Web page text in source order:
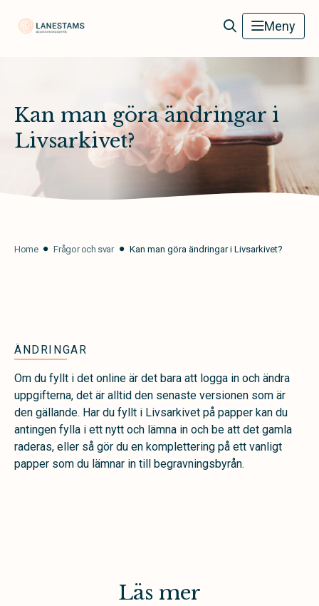
Meny
Kan man göra ändringar i
Livsarkivet?
Home Frågor och svar Kan man göra ändringar i Livsarkivet?
ÄNDRINGAR
Om du fyllt i det online är det bara att logga in och ändra
uppgifterna, det är alltid den senaste versionen som är
den gällande. Har du fyllt i Livsarkivet på papper kan du
antingen fylla i ett nytt och lämna in och be att det gamla
raderas, eller så gör du en komplettering på ett vanligt
papper som du lämnar in till begravningsbyrån.
Läs mer